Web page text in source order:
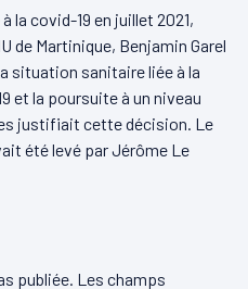
la covid-19 en juillet 2021,
de Martinique, Benjamin Garel
situation sanitaire liée à la
et la poursuite à un niveau
justifiait cette décision. Le
été levé par Jérôme Le
publiée. Les champs